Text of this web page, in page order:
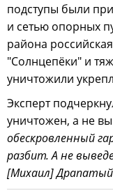
подступы были
и сетью опорных
района
"Солнцепёки" и
уничтожили
Эксперт
уничтожен, а не
обескровленный
разбит. А не
[Михаил]